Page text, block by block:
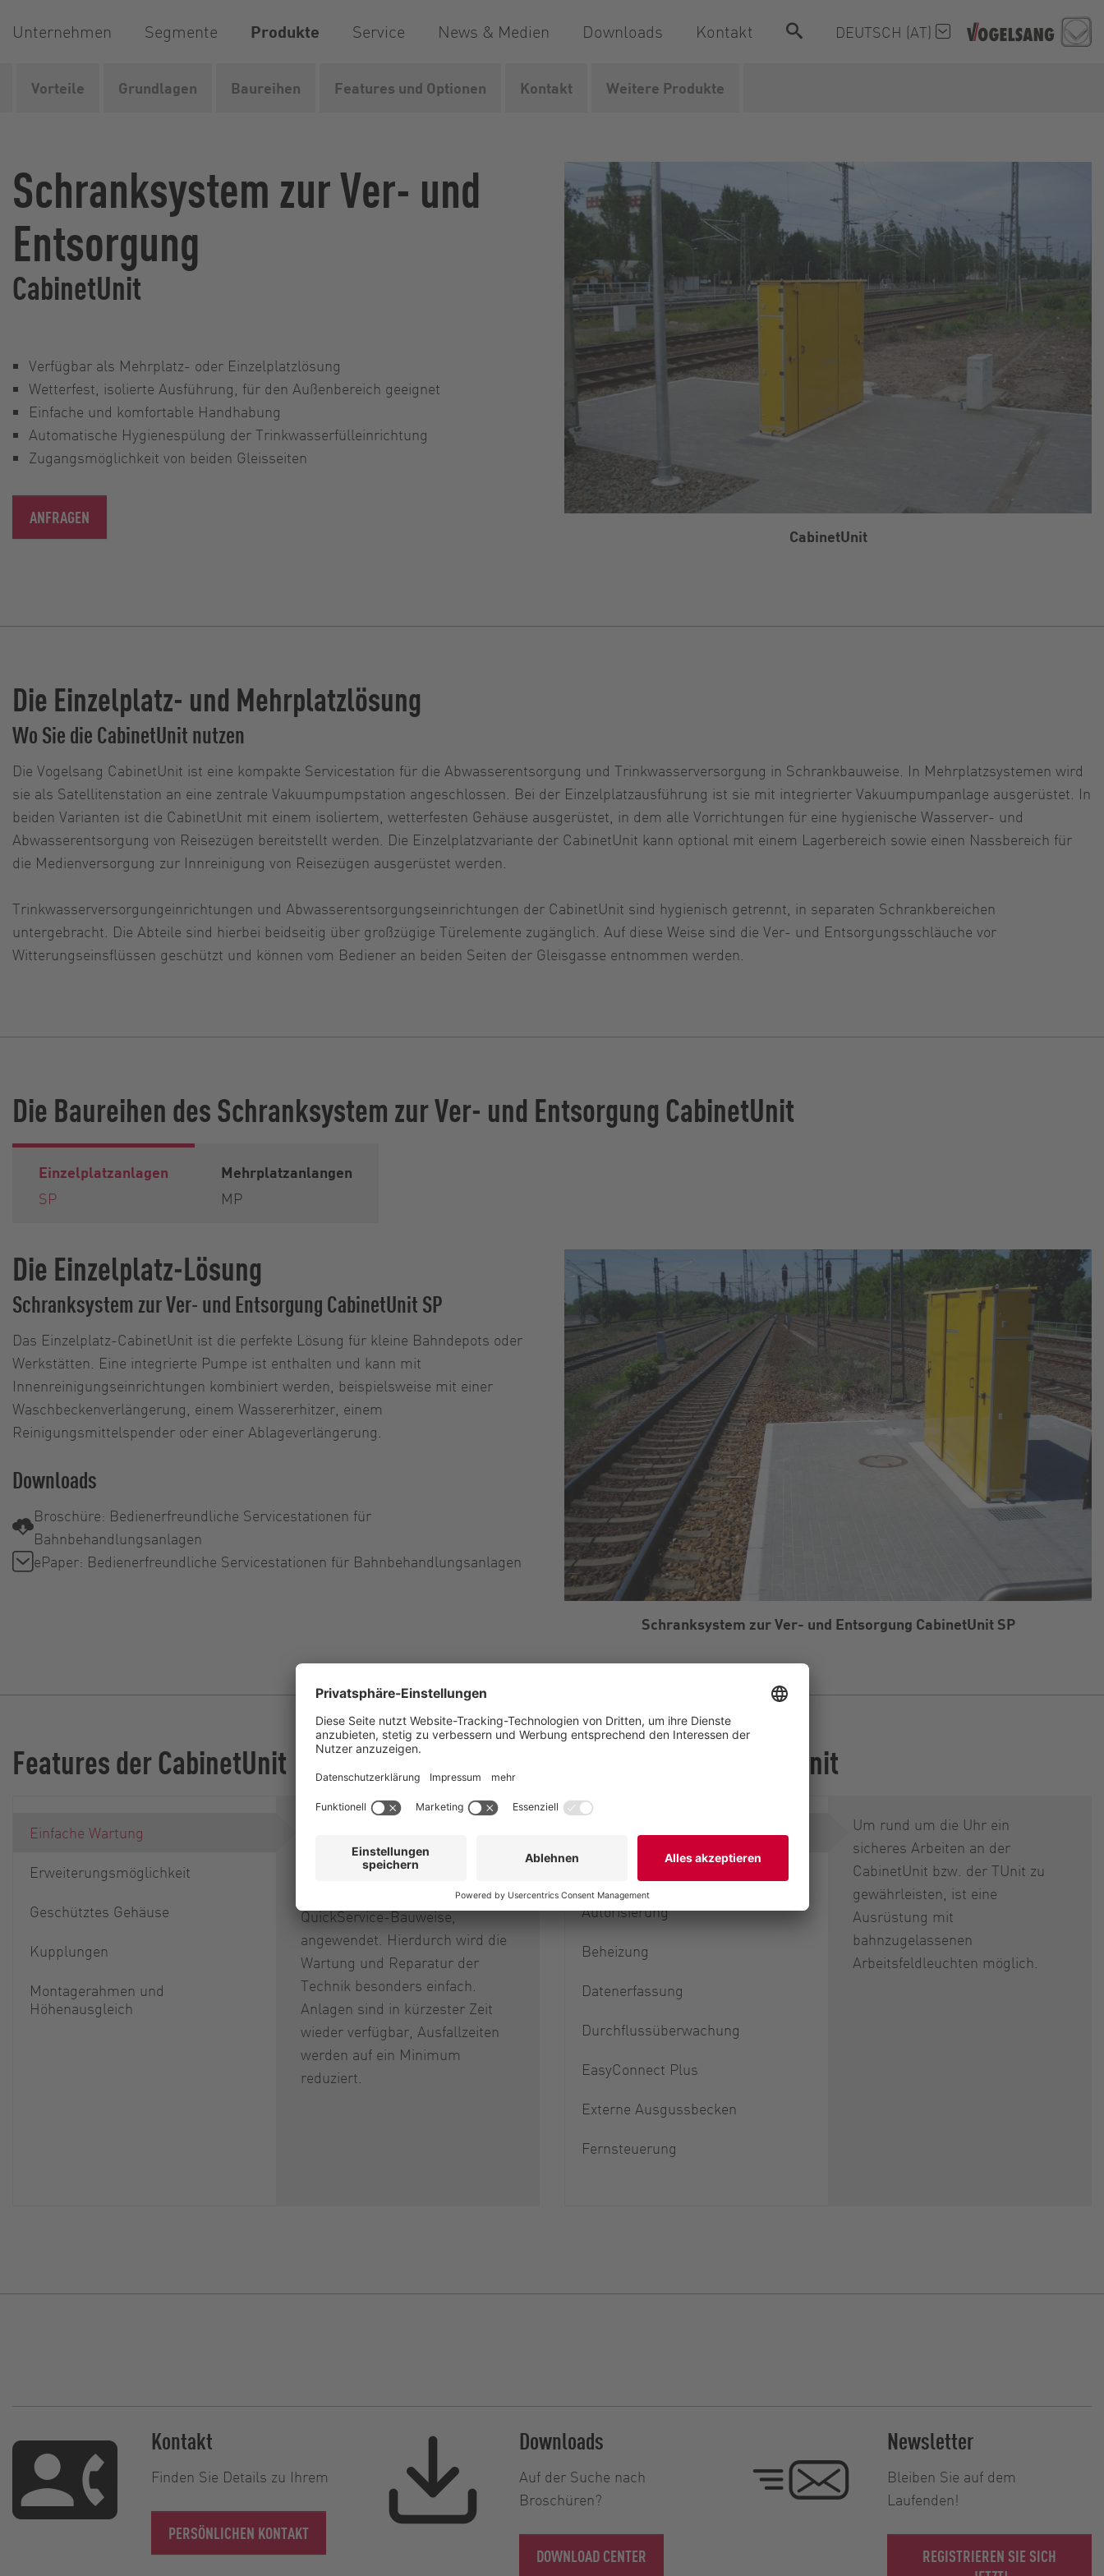
Unternehmen Segmente Produkte Service News & Medien Downloads Kontakt DEUTSCH (AT)
Vogelsang Produkte Ver- und Entsorgungssysteme Bahn CabinetUnit
CabinetUnit
Schranksystem zur Ver- und
Entsorgung
CabinetUnit
Verfügbar als Mehrplatz- oder Einzelplatzlösung
Wetterfest, isolierte Ausführung, für den Außenbereich geeignet
Einfache und komfortable Handhabung
Automatische Hygienespülung der Trinkwasserfülleinrichtung
Zugangsmöglichkeit von beiden Gleisseiten
ANFRAGEN
Vorteile Grundlagen Baureihen Features und Optionen Kontakt Weitere Produkte
Die Einzelplatz- und Mehrplatzlösung
Wo Sie die CabinetUnit nutzen
Die Vogelsang CabinetUnit ist eine kompakte Servicestation für die Abwasserentsorgung und Trinkwasserversorgung in Schrankbauweise. In Mehrplatzsystemen wird
sie als Satellitenstation an eine zentrale Vakuumpumpstation angeschlossen. Bei der Einzelplatzausführung ist sie mit integrierter Vakuumpumpanlage ausgerüstet. In
beiden Varianten ist die CabinetUnit mit einem isoliertem, wetterfesten Gehäuse ausgerüstet, in dem alle Vorrichtungen für eine hygienische Wasserver- und
Abwasserentsorgung von Reisezügen bereitstellt werden. Die Einzelplatzvariante der CabinetUnit kann optional mit einem Lagerbereich sowie einen Nassbereich für
die Medienversorgung zur Innreinigung von Reisezügen ausgerüstet werden.
Trinkwasserversorgungeinrichtungen und Abwasserentsorgungseinrichtungen der CabinetUnit sind hygienisch getrennt, in separaten Schrankbereichen
untergebracht. Die Abteile sind hierbei beidseitig über großzügige Türelemente zugänglich. Auf diese Weise sind die Ver- und Entsorgungsschläuche vor
Witterungseinsflüssen geschützt und können vom Bediener an beiden Seiten der Gleisgasse entnommen werden.
Die Baureihen des Schranksystem zur Ver- und Entsorgung CabinetUnit
Einzelplatzanlagen
SP
Mehrplatzanlangen
MP
Die Einzelplatz-Lösung
Schranksystem zur Ver- und Entsorgung CabinetUnit SP
Das Einzelplatz-CabinetUnit ist die perfekte Lösung für kleine Bahndepots oder
Werkstätten. Eine integrierte Pumpe ist enthalten und kann mit
Innenreinigungseinrichtungen kombiniert werden, beispielsweise mit einer
Waschbeckenverlängerung, einem Wassererhitzer, einem
Reinigungsmittelspender oder einer Ablageverlängerung.
Downloads
Broschüre: Bedienerfreundliche Servicestationen für
Bahnbehandlungsanlagen
ePaper: Bedienerfreundliche Servicestationen für Bahnbehandlungsanlagen
Schranksystem zur Ver- und Entsorgung CabinetUnit SP
Features der CabinetUnit
Einfache Wartung
Erweiterungsmöglichkeit
Geschütztes Gehäuse
Kupplungen
Montagerahmen und
Höhenausgleich
Drehkolbenpumpen der VX-Serie
wurde ein durchdachtes
QuickService-Bauweise,
angewendet. Hierdurch wird die
Wartung und Reparatur der
Technik besonders einfach.
Anlagen sind in kürzester Zeit
wieder verfügbar, Ausfallzeiten
werden auf ein Minimum
reduziert.
Optionen der CabinetUnit
Arbeitsfeldbeleuchtung
Autorisierung
Beheizung
Datenerfassung
Durchflussüberwachung
EasyConnect Plus
Externe Ausgussbecken
Fernsteuerung
Um rund um die Uhr ein
sicheres Arbeiten an der
CabinetUnit bzw. der TUnit zu
gewährleisten, ist eine
Ausrüstung mit
bahnzugelassenen
Arbeitsfeldleuchten möglich.
Kontakt
Finden Sie Details zu Ihrem
PERSÖNLICHEN KONTAKT
Downloads
Auf der Suche nach
Broschüren?
DOWNLOAD CENTER
Newsletter
Bleiben Sie auf dem
Laufenden!
REGISTRIEREN SIE SICH